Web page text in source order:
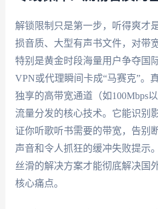
解锁限制只是第一步，听得爽才
损音质、大型有声书文件，对带
特别是黄金时段海量用户争夺国
VPN或代理瞬间卡成“马赛克”。
独享的高带宽通道（如100Mbps
流量分发的核心技术。它能识别
证你听歌听书需要的带宽，告别
声音和令人抓狂的缓冲失败提示
丝滑的解决方案才能彻底解决国
核心痛点。